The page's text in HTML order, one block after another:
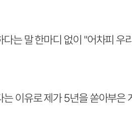
다는 말 한마디 없이 "어차피
이유로 제가 5년을 쏟아부은